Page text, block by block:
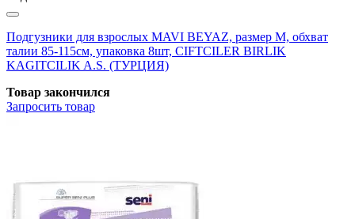
Подгузники для взрослых MAVI BEYAZ, размер M, обхват
талии 85-115см, упаковка 8шт, CIFTCILER BIRLIK
KAGITCILIK A.S. (ТУРЦИЯ)
Товар закончился
Запросить товар